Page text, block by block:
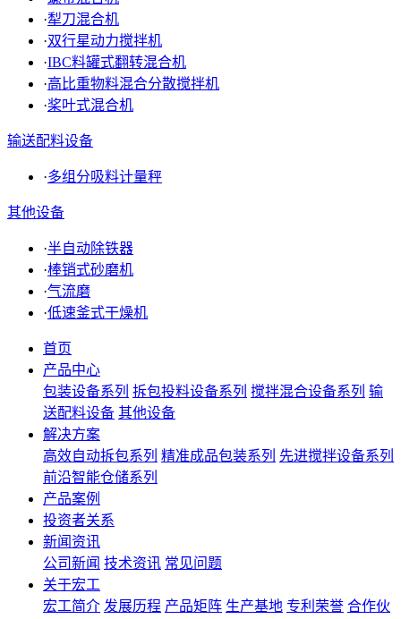
·犁刀混合机
·双行星动力搅拌机
·IBC料罐式翻转混合机
·高比重物料混合分散搅拌机
·桨叶式混合机
输送配料设备
·多组分吸料计量秤
其他设备
·半自动除铁器
·棒销式砂磨机
·气流磨
·低速釜式干燥机
首页
产品中心
包装设备系列 拆包投料设备系列 搅拌混合设备系列 输
送配料设备 其他设备
解决方案
高效自动拆包系列 精准成品包装系列 先进搅拌设备系列
前沿智能仓储系列
产品案例
投资者关系
新闻资讯
公司新闻 技术资讯 常见问题
关于宏工
宏工简介 发展历程 产品矩阵 生产基地 专利荣誉 合作伙